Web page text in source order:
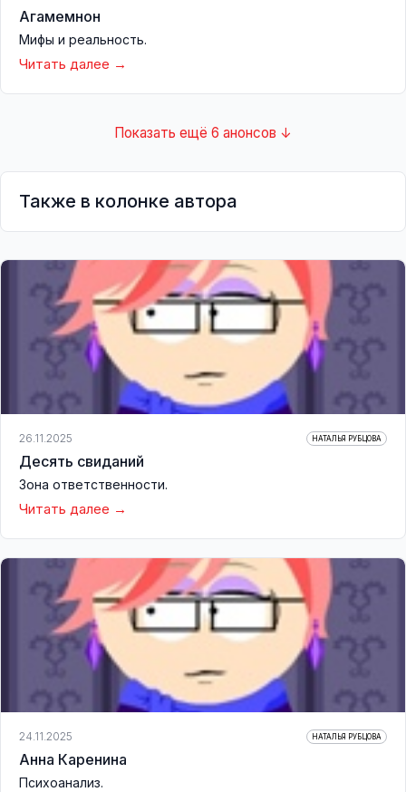
Агамемнон
Мифы и реальность.
Читать далее
Показать ещё 6 анонсов ↓
Также в колонке автора
26.11.2025 НАТАЛЬЯ РУБЦОВА
Десять свиданий
Зона ответственности.
Читать далее
24.11.2025 НАТАЛЬЯ РУБЦОВА
Анна Каренина
Психоанализ.